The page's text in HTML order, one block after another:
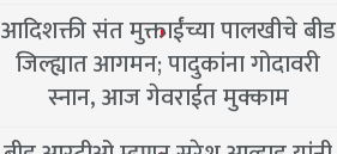
आदिशक्ती संत मुक्ताईंच्या पालखीचे बीड
जिल्ह्यात आगमन; पादुकांना गोदावरी
स्नान, आज गेवराईत मुक्काम